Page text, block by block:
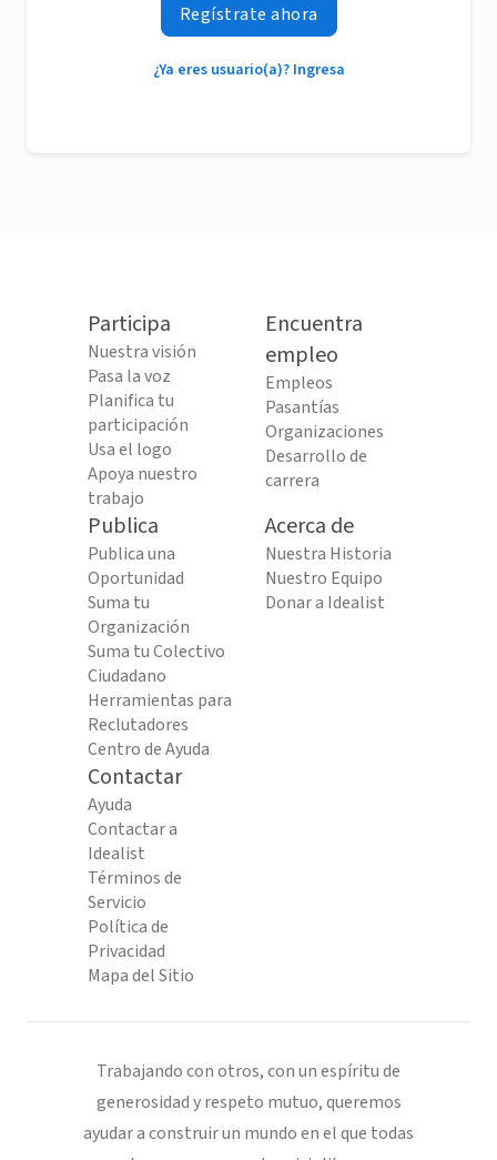
Regístrate ahora
¿Ya eres usuario(a)? Ingresa
Participa
Nuestra visión
Pasa la voz
Planifica tu
participación
Usa el logo
Apoya nuestro
trabajo
Encuentra
empleo
Empleos
Pasantías
Organizaciones
Desarrollo de
carrera
Publica
Publica una
Oportunidad
Suma tu
Organización
Suma tu Colectivo
Ciudadano
Herramientas para
Reclutadores
Centro de Ayuda
Acerca de
Nuestra Historia
Nuestro Equipo
Donar a Idealist
Contactar
Ayuda
Contactar a
Idealist
Términos de
Servicio
Política de
Privacidad
Mapa del Sitio
Trabajando con otros, con un espíritu de
generosidad y respeto mutuo, queremos
ayudar a construir un mundo en el que todas